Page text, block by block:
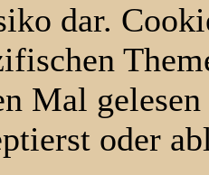
dar.
Mal
oder